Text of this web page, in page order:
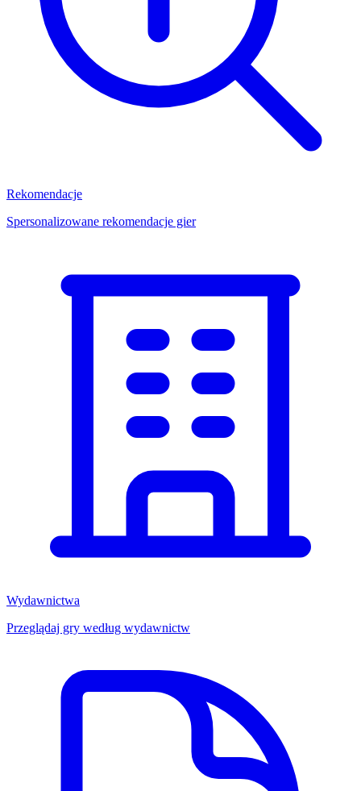
Rekomendacje
Spersonalizowane rekomendacje gier
Wydawnictwa
Przeglądaj gry według wydawnictw